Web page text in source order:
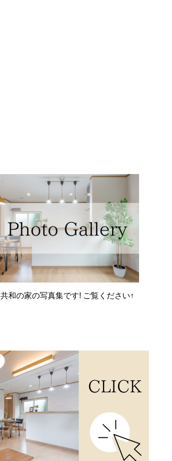
共和の家の写真集です! ご覧ください↑